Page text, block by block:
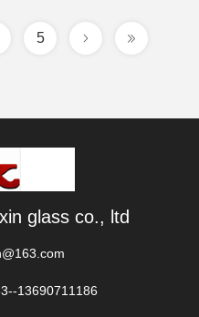
5
glass co., ltd
13690711186